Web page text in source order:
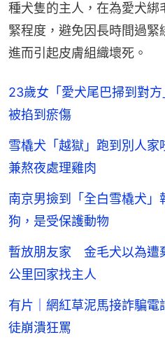
種犬隻的主人，在為愛犬綁
緊程度，避免因長時間過緊
進而引起皮膚組織壞死。
23歲女「愛犬尾巴掃到對
被掐到瘀傷
雪橇犬「越獄」跑到別人
兼熬夜處理雞肉
南京男撿到「全白雪橇犬
狗，是受保護動物
暫放朋友家 金毛犬以為
公里回家找主人
有片｜網紅草泥馬接詐騙
徒崩潰狂罵